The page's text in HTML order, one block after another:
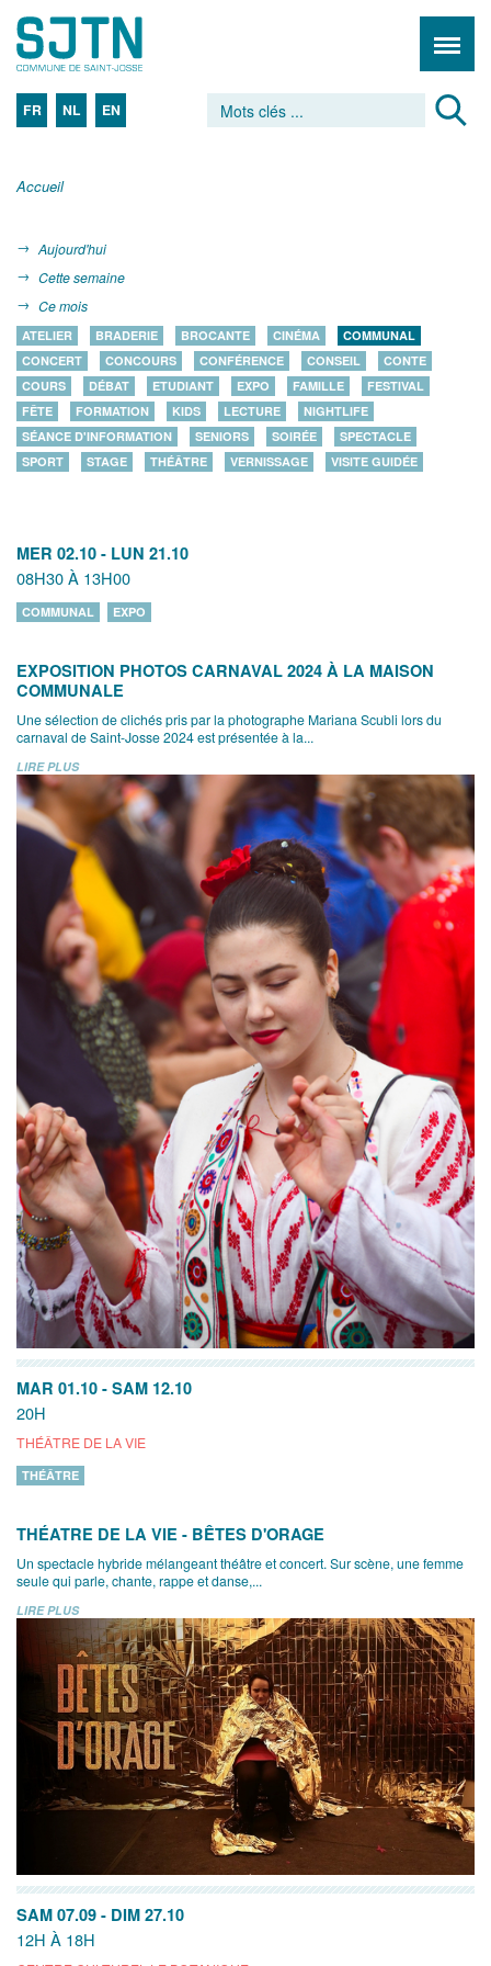
FR NL EN
Accueil
Aujourd'hui
Cette semaine
Ce mois
ATELIER BRADERIE BROCANTE CINÉMA
COMMUNAL
CONCERT
CONCOURS CONFÉRENCE CONSEIL
CONTE
COURS
DÉBAT ETUDIANT EXPO FAMILLE
FESTIVAL
FÊTE
FORMATION KIDS LECTURE
NIGHTLIFE
SÉANCE D'INFORMATION
SENIORS SOIRÉE
SPECTACLE
SPORT
STAGE THÉÂTRE VERNISSAGE VISITE GUIDÉE
MER 02.10 - LUN 21.10
08H30 À 13H00
COMMUNAL EXPO
EXPOSITION PHOTOS CARNAVAL 2024 À LA MAISON
COMMUNALE
Une sélection de clichés pris par la photographe Mariana Scubli lors du
carnaval de Saint-Josse 2024 est présentée à la...
LIRE PLUS
MAR 01.10 - SAM 12.10
20H
THÉÂTRE DE LA VIE
THÉÂTRE
THÉATRE DE LA VIE - BÊTES D'ORAGE
Un spectacle hybride mélangeant théâtre et concert. Sur scène, une femme
seule qui parle, chante, rappe et danse,...
LIRE PLUS
SAM 07.09 - DIM 27.10
12H À 18H